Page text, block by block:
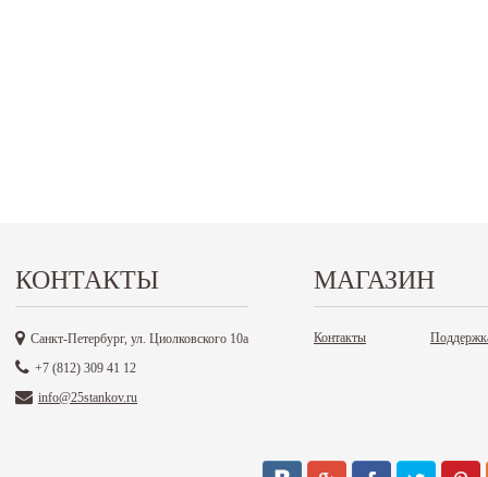
КОНТАКТЫ
Санкт-Петербург, ул. Циолковского 10а
+7 (812) 309 41 12
info@25stankov.ru
МАГАЗИН
Контакты